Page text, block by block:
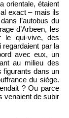
orientale, étaient
exact – mais ils
l’autobus du
d’Arbeen, les
le qui-vive, des
par la
avec eux, un
au milieu des
figurants dans un
du siège.
? Ou parce
venaient de subir